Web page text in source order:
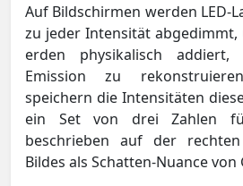
Auf Bildschirmen werden LED-
zu jeder Intensität
erden physikalisch
Emission zu
speichern die Intensitäten
ein Set von drei Zahlen
beschrieben auf der
Bildes als Schatten-Nuance von